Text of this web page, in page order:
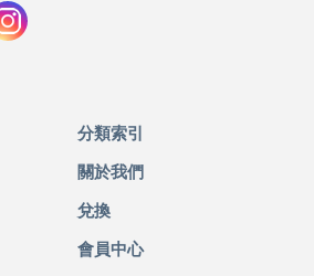
分類索引
關於我們
兌換
會員中心